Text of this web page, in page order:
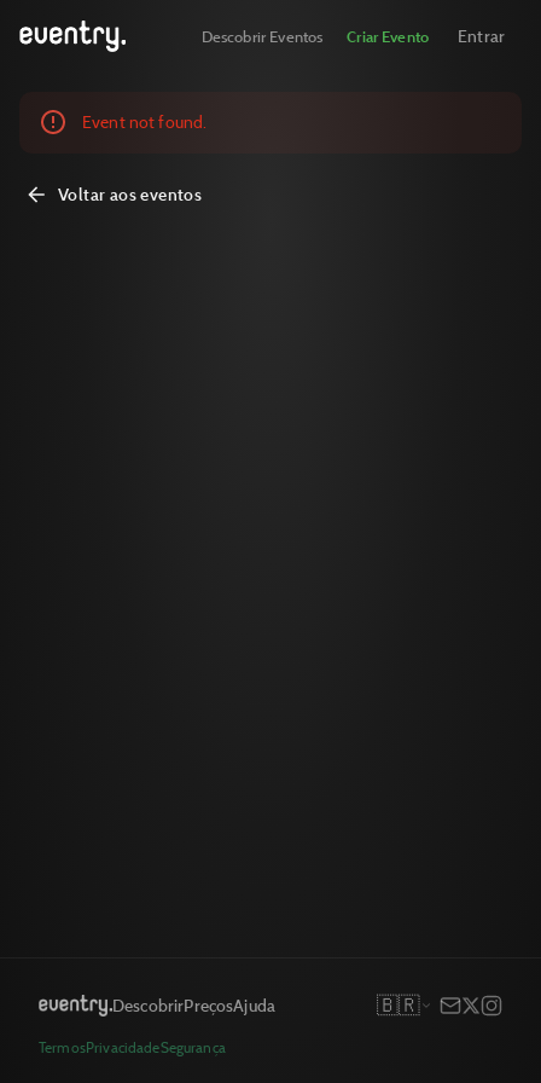
Descobrir Eventos Criar Evento Entrar
Event not found.
Voltar aos eventos
DescobrirPreçosAjuda 🇧🇷
TermosPrivacidadeSegurança